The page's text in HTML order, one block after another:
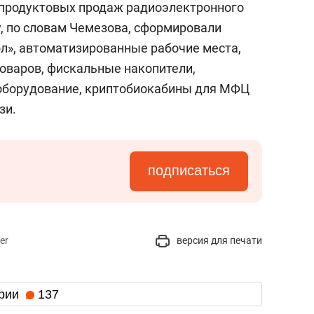
продаж радиоэлектронного
по словам Чемезова, сформировали
автоматизированные рабочие места,
фискальные накопители,
криптобиокабины для МФЦ
подписаться
версия для печати
137